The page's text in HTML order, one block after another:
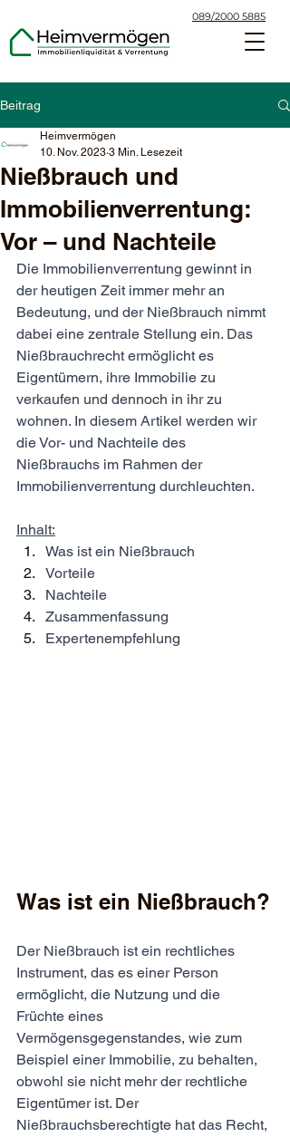
089/2000 5885
Beitrag
Nießbrauch und
Immobilienverrentung:
Vor – und Nachteile
Heimvermögen
10. Nov. 2023 3 Min. Lesezeit
Die Immobilienverrentung gewinnt in
der heutigen Zeit immer mehr an
Bedeutung, und der Nießbrauch nimmt
dabei eine zentrale Stellung ein. Das
Nießbrauchrecht ermöglicht es
Eigentümern, ihre Immobilie zu
verkaufen und dennoch in ihr zu
wohnen. In diesem Artikel werden wir
die Vor- und Nachteile des
Nießbrauchs im Rahmen der
Immobilienverrentung durchleuchten.
Inhalt:
Was ist ein Nießbrauch
Vorteile
Nachteile
Zusammenfassung
Expertenempfehlung
Was ist ein Nießbrauch?
Der Nießbrauch ist ein rechtliches
Instrument, das es einer Person
ermöglicht, die Nutzung und die
Früchte eines
Vermögensgegenstandes, wie zum
Beispiel einer Immobilie, zu behalten,
obwohl sie nicht mehr der rechtliche
Eigentümer ist. Der
Nießbrauchsberechtigte hat das Recht,